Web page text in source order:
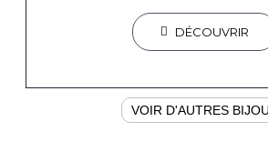
DÉCOUVRIR
VOIR D'AUTRES